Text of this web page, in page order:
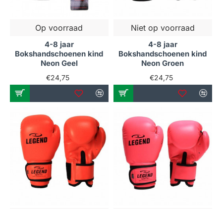
Op voorraad
4-8 jaar
Bokshandschoenen kind
Neon Geel
€24,75
Niet op voorraad
4-8 jaar
Bokshandschoenen kind
Neon Groen
€24,75